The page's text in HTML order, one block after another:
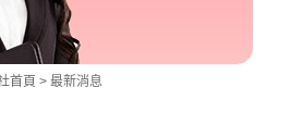
首頁 > 最新消息